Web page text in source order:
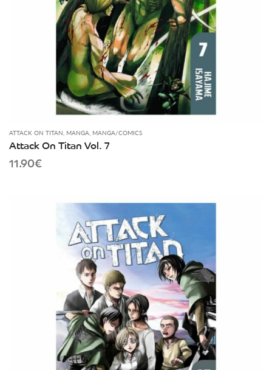
ATTACK ON TITAN, MANGA, MANGA/COMICS
Attack On Titan Vol. 7
11.90€